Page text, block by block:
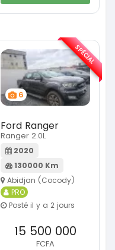
6
Ford Ranger
Ranger 2.0L
2020
130000 Km
Abidjan (Cocody)
PRO
Posté il y a 2 jours
15 500 000
FCFA
SPÉCIAL